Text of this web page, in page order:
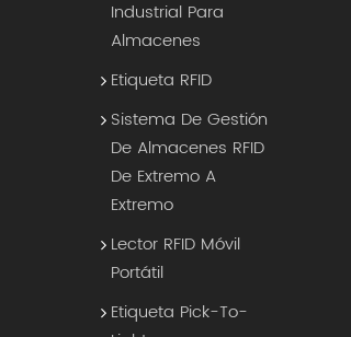
Industrial Para
Almacenes
Etiqueta RFID
Sistema De Gestión
De Almacenes RFID
De Extremo A
Extremo
Lector RFID Móvil
Portátil
Etiqueta Pick-To-